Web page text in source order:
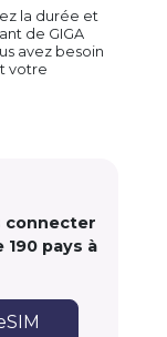
la durée et
de GIGA
avez besoin
votre
connecter
pays à